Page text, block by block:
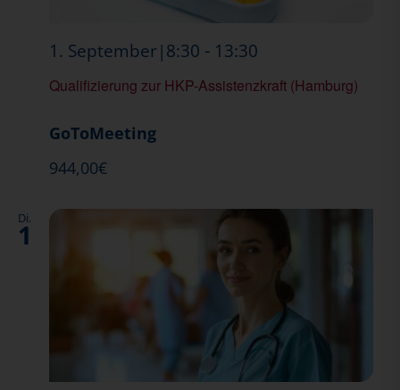
Qualifizierung zur HKP-Assistenzkraft (Hamburg)
1. September|8:30 - 13:30
zur
HKP-
GoToMeeting
944,00€
Di.
1